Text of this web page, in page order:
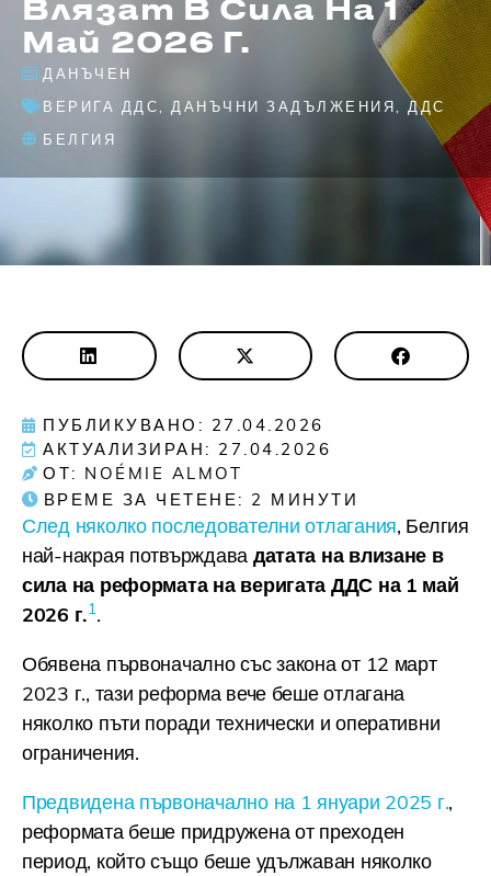
Влязат В Сила На 1
Май 2026 Г.
ДАНЪЧЕН
ВЕРИГА ДДС
ДАНЪЧНИ ЗАДЪЛЖЕНИЯ
ДДС
БЕЛГИЯ
ПУБЛИКУВАНО: 27.04.2026
АКТУАЛИЗИРАН: 27.04.2026
ОТ: NOÉMIE ALMOT
ВРЕМЕ ЗА ЧЕТЕНЕ: 2 МИНУТИ
След няколко последователни отлагания, Белгия
най-накрая потвърждава датата на влизане в
сила на реформата на веригата ДДС на 1 май
2026 г.1 .
Обявена първоначално със закона от 12 март
2023 г., тази реформа вече беше отлагана
няколко пъти поради технически и оперативни
ограничения.
Предвидена първоначално на 1 януари 2025 г.,
реформата беше придружена от преходен
период, който също беше удължаван няколко